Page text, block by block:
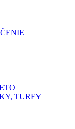
TURFY